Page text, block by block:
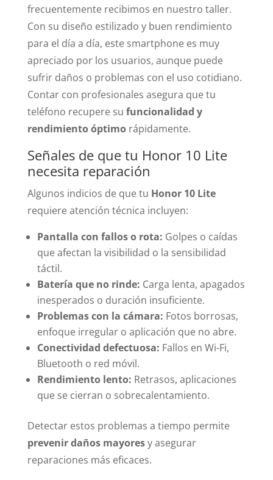
frecuentemente recibimos en nuestro taller.
Con su diseño estilizado y buen rendimiento
para el día a día, este smartphone es muy
apreciado por los usuarios, aunque puede
sufrir daños o problemas con el uso cotidiano.
Contar con profesionales asegura que tu
teléfono recupere su funcionalidad y
rendimiento óptimorápidamente.
Señales de que tu Honor 10 Lite
necesita reparación
Algunos indicios de que tu Honor 10 Lite
requiere atención técnica incluyen:
Pantalla con fallos o rota: Golpes o caídas
que afectan la visibilidad o la sensibilidad
táctil.
Batería que no rinde: Carga lenta, apagados
inesperados o duración insuficiente.
Problemas con la cámara: Fotos borrosas,
enfoque irregular o aplicación que no abre.
Conectividad defectuosa: Fallos en Wi-Fi,
Bluetooth o red móvil.
Rendimiento lento: Retrasos, aplicaciones
que se cierran o sobrecalentamiento.
Detectar estos problemas a tiempo permite
prevenir daños mayoresy asegurar
reparaciones más eficaces.